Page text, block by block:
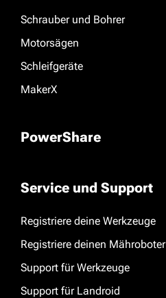
Schrauber und Bohrer
Motorsägen
Schleifgeräte
MakerX
PowerShare
Service und Support
Registriere deine Werkzeuge
Registriere deinen Mähroboter
Support für Werkzeuge
Support für Landroid